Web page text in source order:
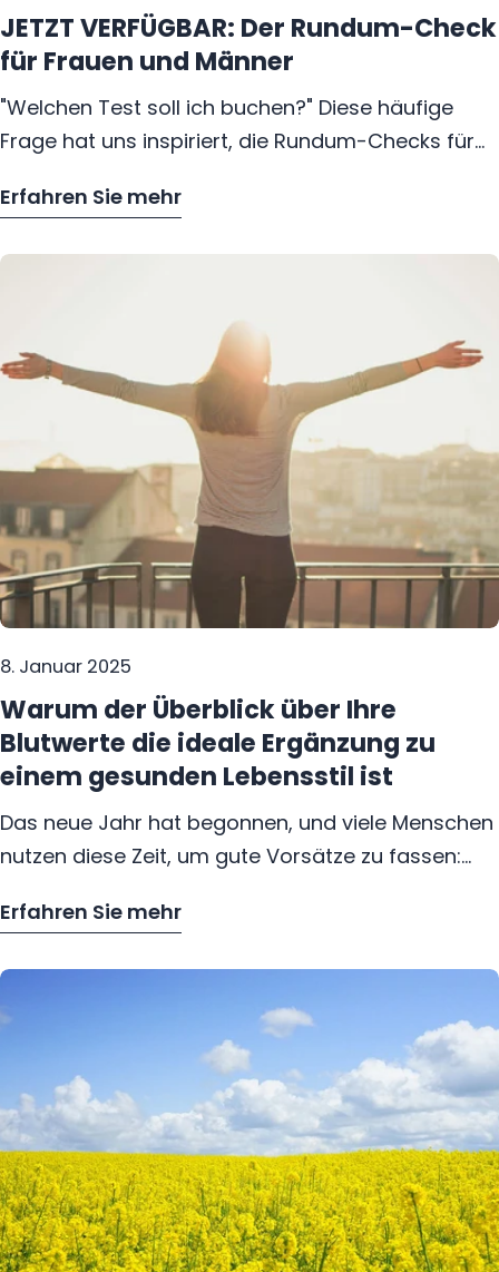
JETZT VERFÜGBAR: Der Rundum-Check
für Frauen und Männer
"Welchen Test soll ich buchen?" Diese häufige
Frage hat uns inspiriert, die Rundum-Checks für
bieten einen umfassenden Überblick über
praktisches Abo verfügbar, um Ihre Gesundheit
langfristig im Blick zu behalten!
Erfahren Sie mehr
– JETZT VERFÜGBAR: Der Rundum-
8. Januar 2025
Warum der Überblick über Ihre
Blutwerte die ideale Ergänzung zu
einem gesunden Lebensstil ist
Das neue Jahr hat begonnen, und viele Menschen
nutzen diese Zeit, um gute Vorsätze zu fassen:
einfach achtsamer mit sich selbst umgehen.
Faktoren oft außer Acht – Ihre Blutwerte.
Erfahren Sie mehr
– Warum der Überblick über Ihre